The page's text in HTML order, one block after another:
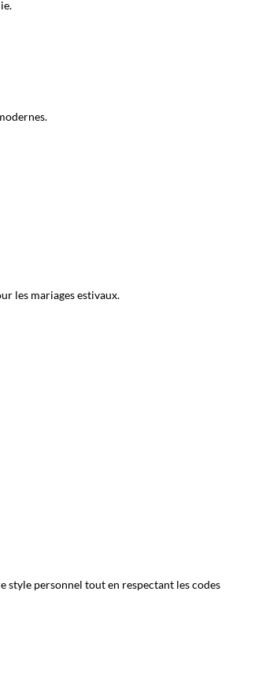
les mariages estivaux.
personnel tout en respectant les codes